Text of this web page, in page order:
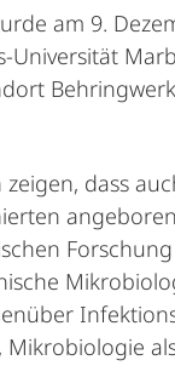
am 9.
dass